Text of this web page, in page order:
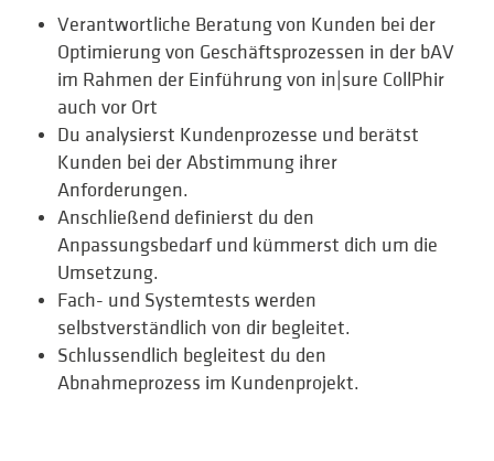
Verantwortliche Beratung von Kunden bei der
Optimierung von Geschäftsprozessen in der bAV
im Rahmen der Einführung von in|sure CollPhir
auch vor Ort
Du analysierst Kundenprozesse und berätst
Kunden bei der Abstimmung ihrer
Anforderungen.
Anschließend definierst du den
Anpassungsbedarf und kümmerst dich um die
Umsetzung.
Fach- und Systemtests werden
selbstverständlich von dir begleitet.
Schlussendlich begleitest du den
Abnahmeprozess im Kundenprojekt.